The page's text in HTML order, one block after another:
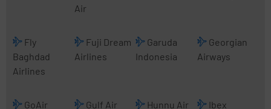
Air
Fly
Baghdad
Airlines
Fuji Dream
Airlines
Garuda
Indonesia
Georgian
Airways
GoAir Gulf Air Hunnu Air
Ibex